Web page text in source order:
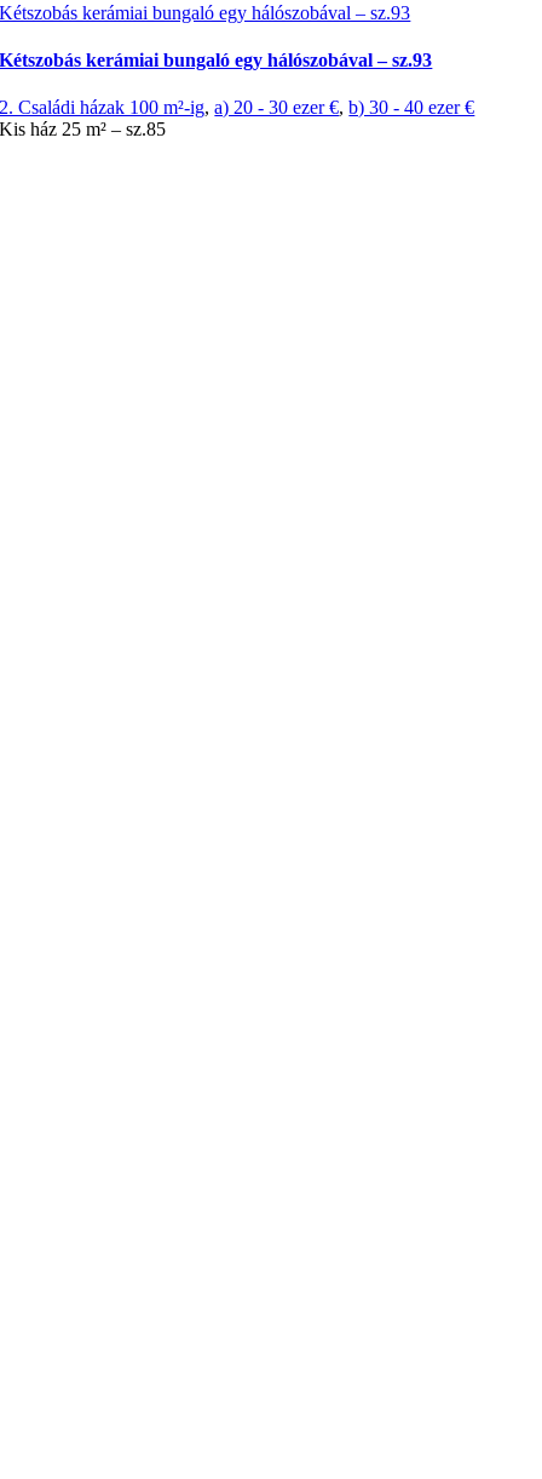
Kétszobás kerámiai bungaló egy hálószobával – sz.93
Kétszobás kerámiai bungaló egy hálószobával – sz.93
2. Családi házak 100 m²-ig,a) 20 - 30 ezer €,b) 30 - 40 ezer €
Kis ház 25 m² – sz.85